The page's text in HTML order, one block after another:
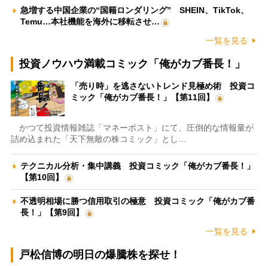
急増する中国企業の“国籍ロンダリング” SHEIN、TikTok、
Temu…本社機能を海外に移転させ…
一覧を見る
投資ノウハウ満載コミック「俺がカブ番長！」
「売り時」を逃さないトレンド見極め術 投資コ
ミック「俺がカブ番長！」【第11回】
かつて投資情報雑誌「マネーポスト」にて、圧倒的な情報量が
詰め込まれた「天下無敵の株コミック」とし…
テクニカル分析・集中講義 投資コミック「俺がカブ番長！」
【第10回】
不透明相場に勝つ信用取引の極意 投資コミック「俺がカブ番
長！」【第9回】
一覧を見る
戸松信博の明日の爆騰株を探せ！